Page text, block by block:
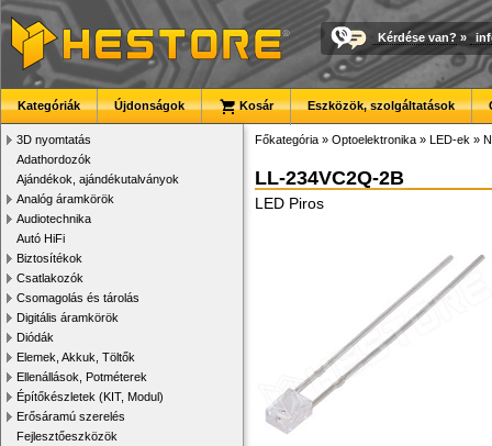
Kérdése van? »
Kategóriák Újdonságok Kosár Eszközök, szolgáltatások
3D nyomtatás
Adathordozók
Ajándékok, ajándékutalványok
Analóg áramkörök
Audiotechnika
Autó HiFi
Biztosítékok
Csatlakozók
Csomagolás és tárolás
Digitális áramkörök
Diódák
Elemek, Akkuk, Töltők
Ellenállások, Potméterek
Építőkészletek (KIT, Modul)
Erősáramú szerelés
Fejlesztőeszközök
Főkategória » Optoelektronika » LED-ek »
LL-234VC2Q-2B
LED Piros